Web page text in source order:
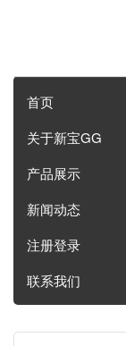
首页
关于新宝GG
产品展示
新闻动态
注册登录
联系我们